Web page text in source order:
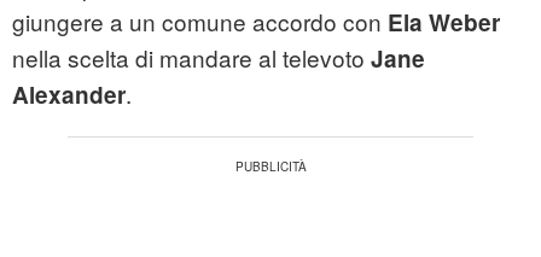
giungere a un comune accordo con Ela Weber
nella scelta di mandare al televoto Jane
Alexander.